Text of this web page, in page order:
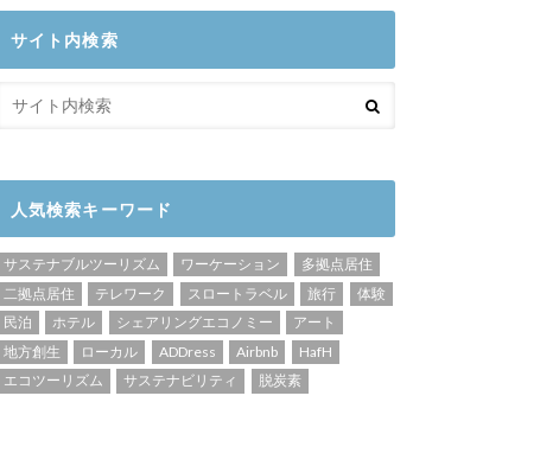
サイト内検索
人気検索キーワード
サステナブルツーリズム ワーケーション
多拠点居住
二拠点居住
テレワーク スロートラベル 旅行
体験
民泊
ホテル シェアリングエコノミー
アート
地方創生
ローカル ADDress Airbnb
HafH
エコツーリズム
サステナビリティ 脱炭素